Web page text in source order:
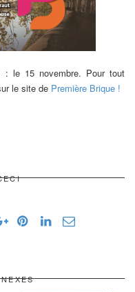
: le 15 novembre. Pour tout
le site de Première Brique !